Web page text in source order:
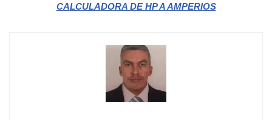
CALCULADORA DE HP A AMPERIOS